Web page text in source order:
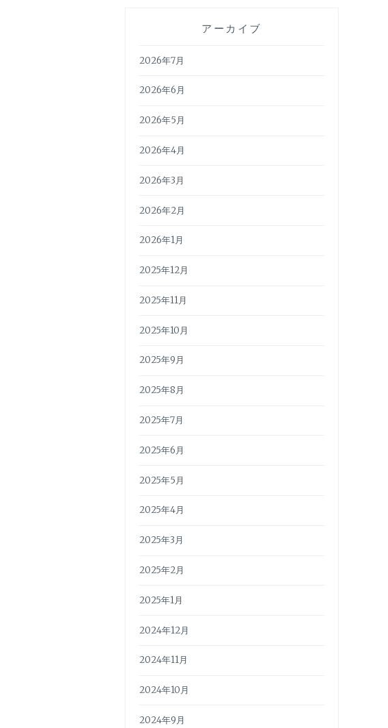
アーカイブ
2026年7月
2026年6月
2026年5月
2026年4月
2026年3月
2026年2月
2026年1月
2025年12月
2025年11月
2025年10月
2025年9月
2025年8月
2025年7月
2025年6月
2025年5月
2025年4月
2025年3月
2025年2月
2025年1月
2024年12月
2024年11月
2024年10月
2024年9月